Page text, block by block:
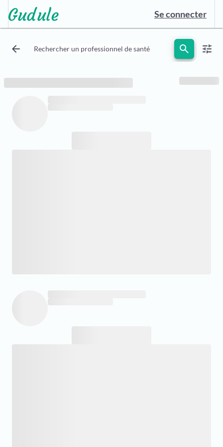
Se connecter
arrow_back Rechercher un professionnel de santé search tune